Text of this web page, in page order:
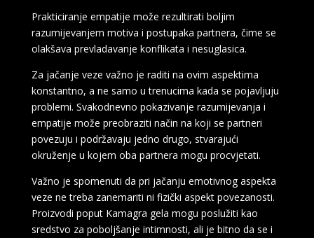
Prakticiranje empatije može rezultirati boljim
razumijevanjem motiva i postupaka partnera, čime se
olakšava prevladavanje konflikata i nesuglasica.
Za jačanje veze važno je raditi na ovim aspektima
konstantno, a ne samo u trenucima kada se pojavljuju
problemi. Svakodnevno pokazivanje razumijevanja i
empatije može preobraziti način na koji se partneri
povezuju i podržavaju jedno drugo, stvarajući
okruženje u kojem oba partnera mogu procvjetati.
Važno je spomenuti da pri jačanju emotivnog aspekta
veze ne treba zanemariti ni fizički aspekt povezanosti.
Proizvodi poput Kamagra gela mogu poslužiti kao
sredstvo za poboljšanje intimnosti, ali je bitno da se i